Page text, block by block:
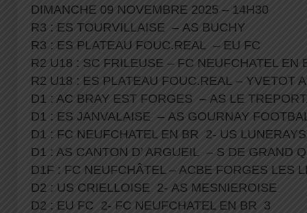
DIMANCHE 09 NOVEMBRE 2025 – 14H30
R3 : ES TOURVILLAISE – AS BUCHY
R3 : ES PLATEAU FOUC.REAL – EU FC
R2 U18 : SC FRILEUSE – FC NEUFCHATEL EN
R2 U18 : ES PLATEAU FOUC.REAL – YVETOT
D1 : AC BRAY EST FORGES – AS LE
D1 : ES JANVALAISE – AS GOURNAY
D1 : FC NEUFCHATEL EN BR 2- US
D1 : AS CANTON D’ ARGUEIL – S DE GRAND
D1F : FC NEUFCHÂTEL – ACBE FORGES LES
D2 : US CRIELLOISE 2- AS MESNIEROISE
D2 : EU FC 2- FC NEUFCHATEL EN BR 3